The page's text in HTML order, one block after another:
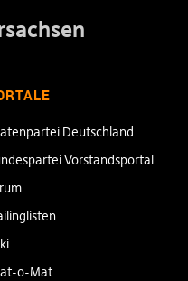
Deutschland
Vorstandsportal
o-Mat